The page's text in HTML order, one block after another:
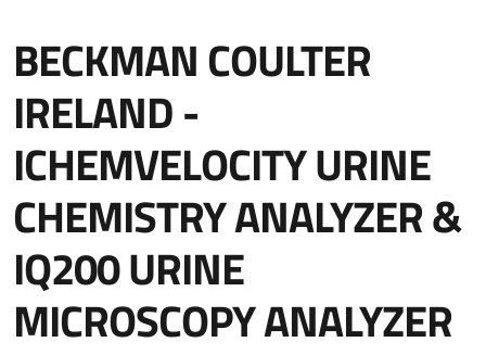
BECKMAN COULTER
IRELAND -
ICHEMVELOCITY URINE
CHEMISTRY ANALYZER &
IQ200 URINE
MICROSCOPY ANALYZER